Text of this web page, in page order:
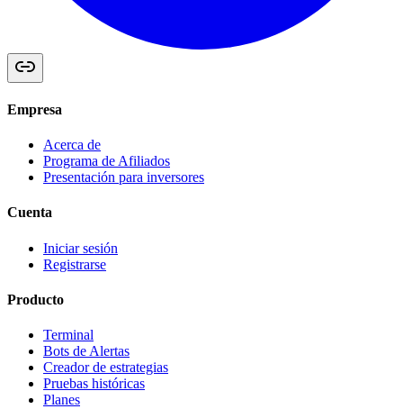
Empresa
Acerca de
Programa de Afiliados
Presentación para inversores
Cuenta
Iniciar sesión
Registrarse
Producto
Terminal
Bots de Alertas
Creador de estrategias
Pruebas históricas
Planes